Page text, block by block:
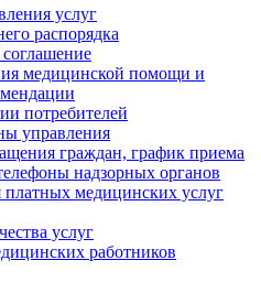
услуг
распорядка
соглашение
медицинской помощи и
потребителей
управления
граждан, график приема
надзорных органов
платных медицинских услуг
услуг
работников